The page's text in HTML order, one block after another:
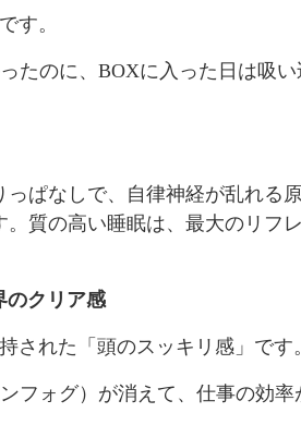
す。
たのに、BOXに入った日は吸
ぱなしで、自律神経が乱れる
質の高い睡眠は、最大のリフ
のクリア感
された「頭のスッキリ感」です。
フォグ）が消えて、仕事の効